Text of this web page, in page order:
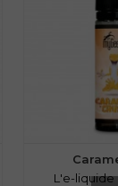
L'e-liquide